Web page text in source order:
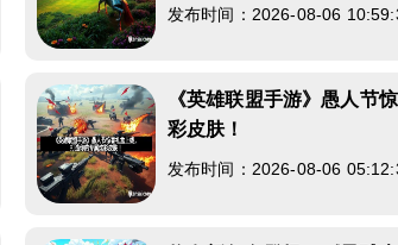
发布时间：2026-08-06
《英雄联盟手游》愚人节
彩皮肤！
发布时间：2026-08-06